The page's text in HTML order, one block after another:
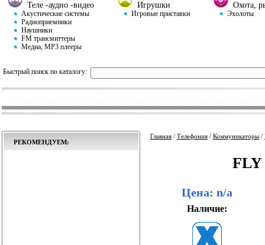
Теле -аудио -видео
Акустические системы
Радиоприемники
Наушники
FM трансмиттеры
Медиа, MP3 плееры
Игрушки
Игровые приставки
Охота,
Эхолоты
Быстрый поиск по каталогу:
РЕКОМЕНДУЕМ:
Главная / Телефония / Коммуникаторы /
FLY
Цена: n/a
Наличие: